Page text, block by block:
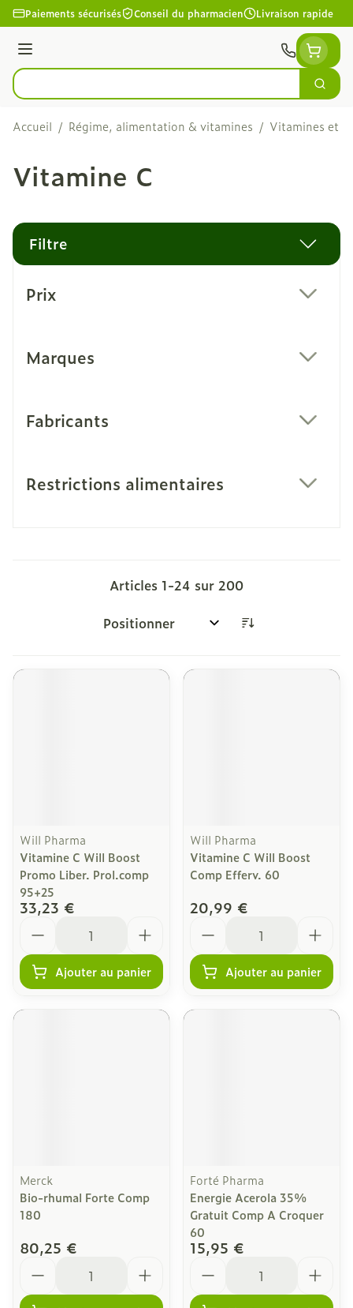
Aller au contenu
Paiements sécurisés Conseil du pharmacien Livraison rapide
Menu
Rechercher
Accueil / Régime, alimentation & vitamines / Vitamines et
Vitamine C
Filtre
Prix
Marques
Fabricants
Restrictions alimentaires
Articles 1-24 sur 200
Trier par:
Will Pharma
Vitamine C Will Boost
Promo Liber. Prol.comp
95+25
33,23 €
Ajouter au panier
Will Pharma
Vitamine C Will Boost
Comp Efferv. 60
20,99 €
Ajouter au panier
Merck
Bio-rhumal Forte Comp
180
80,25 €
Forté Pharma
Energie Acerola 35%
Gratuit Comp A Croquer
60
15,95 €